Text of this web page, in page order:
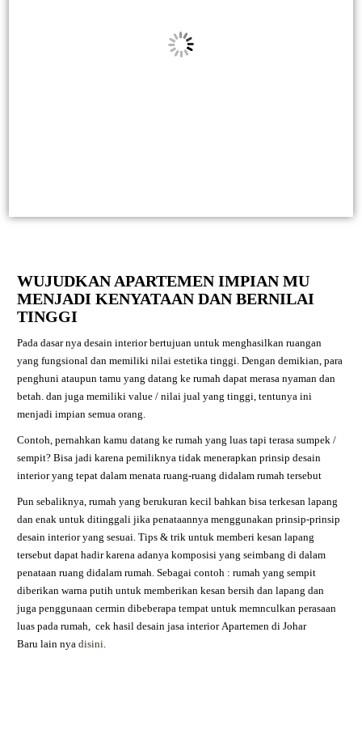
WUJUDKAN APARTEMEN IMPIAN MU
MENJADI KENYATAAN DAN BERNILAI
TINGGI
Pada dasar nya desain interior bertujuan untuk menghasilkan ruangan
yang fungsional dan memiliki nilai estetika tinggi. Dengan demikian, para
penghuni ataupun tamu yang datang ke rumah dapat merasa nyaman dan
betah. dan juga memiliki value / nilai jual yang tinggi, tentunya ini
menjadi impian semua orang.
Contoh, pernahkan kamu datang ke rumah yang luas tapi terasa sumpek /
sempit? Bisa jadi karena pemiliknya tidak menerapkan prinsip desain
interior yang tepat dalam menata ruang-ruang didalam rumah tersebut
Pun sebaliknya, rumah yang berukuran kecil bahkan bisa terkesan lapang
dan enak untuk ditinggali jika penataannya menggunakan prinsip-prinsip
desain interior yang sesuai. Tips & trik untuk memberi kesan lapang
tersebut dapat hadir karena adanya komposisi yang seimbang di dalam
penataan ruang didalam rumah. Sebagai contoh : rumah yang sempit
diberikan warna putih untuk memberikan kesan bersih dan lapang dan
juga penggunaan cermin dibeberapa tempat untuk memnculkan perasaan
luas pada rumah, cek hasil desain jasa interiorApartemendi Johar
Baru lain nyadisini.